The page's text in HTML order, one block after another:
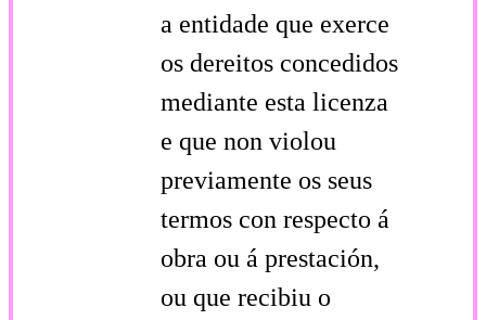
a entidade que exerce
os dereitos concedidos
mediante esta licenza
e que non violou
previamente os seus
termos con respecto á
obra ou á prestación,
ou que recibiu o